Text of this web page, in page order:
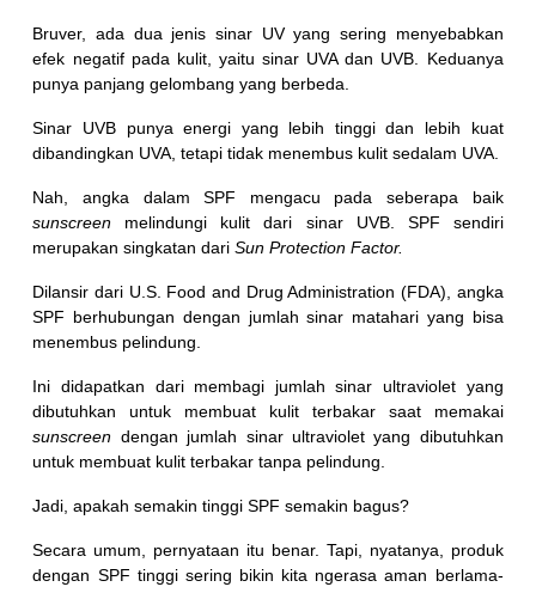
Bruver, ada dua jenis sinar UV yang sering menyebabkan
efek negatif pada kulit, yaitu sinar UVA dan UVB. Keduanya
punya panjang gelombang yang berbeda.
Sinar UVB punya energi yang lebih tinggi dan lebih kuat
dibandingkan UVA, tetapi tidak menembus kulit sedalam UVA.
Nah, angka dalam SPF mengacu pada seberapa baik
sunscreen melindungi kulit dari sinar UVB. SPF sendiri
merupakan singkatan dariSun Protection Factor.
Dilansir dari U.S. Food and Drug Administration (FDA), angka
SPF berhubungan dengan jumlah sinar matahari yang bisa
menembus pelindung.
Ini didapatkan dari membagi jumlah sinar ultraviolet yang
dibutuhkan untuk membuat kulit terbakar saat memakai
sunscreen dengan jumlah sinar ultraviolet yang dibutuhkan
untuk membuat kulit terbakar tanpa pelindung.
Jadi, apakah semakin tinggi SPF semakin bagus?
Secara umum, pernyataan itu benar. Tapi, nyatanya, produk
dengan SPF tinggi sering bikin kita ngerasa aman berlama-